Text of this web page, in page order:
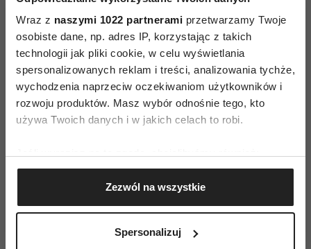
Wraz z naszymi 1022 partnerami przetwarzamy Twoje
osobiste dane, np. adres IP, korzystając z takich
technologii jak pliki cookie, w celu wyświetlania
spersonalizowanych reklam i treści, analizowania tychże,
wychodzenia naprzeciw oczekiwaniom użytkowników i
rozwoju produktów. Masz wybór odnośnie tego, kto
używa Twoich danych i w jakich celach to robi.
Gromadzić dane dotyczące Twojej lokalizacji
geograficznej z dokładnością nawet do kilku metrów
Identyfikować Twoje urządzenie, aktywnie
(fingerprinting, czyli wirtualny odcisk palca)
Zezwól na wszystkie
Spersonalizuj
AUTOPROMOCJA